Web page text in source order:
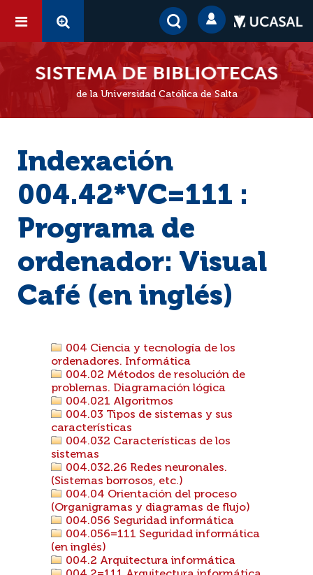
de la Universidad Católica de Salta
Indexación
004.42*VC=111 :
Programa de
ordenador: Visual
Café (en inglés)
004 Ciencia y tecnología de los
ordenadores. Informática
004.02 Métodos de resolución de
problemas. Diagramación lógica
004.021 Algoritmos
004.03 Tipos de sistemas y sus
características
004.032 Características de los
sistemas
004.032.26 Redes neuronales.
(Sistemas borrosos, etc.)
004.04 Orientación del proceso
(Organigramas y diagramas de flujo)
004.056 Seguridad informática
004.056=111 Seguridad informática
(en inglés)
004.2 Arquitectura informática